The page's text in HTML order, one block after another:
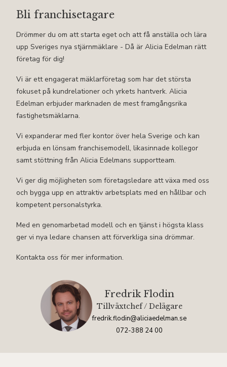
Bli franchisetagare
Drömmer du om att starta eget och att få anställa och lära
upp Sveriges nya stjärnmäklare - Då är Alicia Edelman rätt
företag för dig!
Vi är ett engagerat mäklarföretag som har det största
fokuset på kundrelationer och yrkets hantverk. Alicia
Edelman erbjuder marknaden de mest framgångsrika
fastighetsmäklarna.
Vi expanderar med fler kontor över hela Sverige och kan
erbjuda en lönsam franchisemodell, likasinnade kollegor
samt stöttning från Alicia Edelmans supportteam.
Vi ger dig möjligheten som företagsledare att växa med oss
och bygga upp en attraktiv arbetsplats med en hållbar och
kompetent personalstyrka.
Med en genomarbetad modell och en tjänst i högsta klass
ger vi nya ledare chansen att förverkliga sina drömmar.
Kontakta oss för mer information.
Fredrik Flodin
Tillväxtchef / Delägare
fredrik.flodin@aliciaedelman.se
072-388 24 00